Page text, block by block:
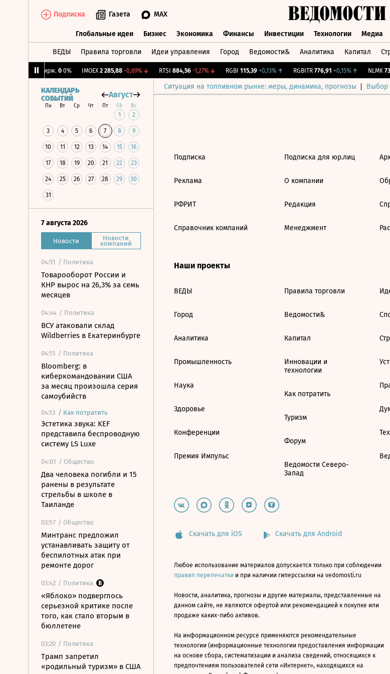
Подписка Газета MAX
Глобальные идеи Бизнес Экономика Финансы Инвестиции Технологии Медиа
ВЕДЫ Правила торговли Идеи управления Город Ведомости& Аналитика Капитал
CNY Бирж. 0 0% IMOEX 2 285,88 -0,69%↓ RTSI 884,56 -1,27%↓ RGBI 115,39 +0,13%↑ RGBITR 776,91 +0,15%↑ NLMK
Ситуация на топливном рынке: меры, динамика, прогнозы Выбор
КАЛЕНДАРЬ
СОБЫТИЙ
Август
Пн Вт Ср Чт Пт Сб Вс
1 2
3 4 5 6 7 8 9
10 11 12 13 14 15 16
17 18 19 20 21 22 23
24 25 26 27 28 29 30
31
7 августа 2026
Новости Новости
компаний
04:51 / Политика
Товарооборот России и
КНР вырос на 26,3% за семь
месяцев
04:44 / Политика
ВСУ атаковали склад
Wildberries в Екатеринбурге
04:15 / Политика
Bloomberg: в
киберкомандовании США
за месяц произошла серия
самоубийств
04:13 / Как потратить
Эстетика звука: KEF
представила беспроводную
систему LS Luxe
04:01 / Общество
Два человека погибли и 15
ранены в результате
стрельбы в школе в
Таиланде
03:57 / Общество
Минтранс предложил
устанавливать защиту от
беспилотных атак при
ремонте дорог
03:42 / Политика
«Яблоко» подверглось
серьезной критике после
того, как стало вторым в
бюллетене
03:20 / Политика
Трамп запретил
«родильный туризм» в США
Подписка
Реклама
РФРИТ
Справочник компаний
Подписка для юр.лиц
О компании
Редакция
Менеджмент
Наши проекты
ВЕДЫ
Город
Аналитика
Промышленность
Наука
Здоровье
Конференции
Премия Импульс
Правила торговли
Ведомости&
Капитал
Инновации и
технологии
Как потратить
Туризм
Форум
Ведомости Северо-
Запад
Скачать для iOS Скачать для Android
Любое использование материалов допускается только при соблюдении
правил перепечатки и при наличии гиперссылки на vedomosti.ru
Новости, аналитика, прогнозы и другие материалы, представленные на
данном сайте, не являются офертой или рекомендацией к покупке или
продаже каких-либо активов.
На информационном ресурсе применяются рекомендательные
технологии (информационные технологии предоставления информации
на основе сбора, систематизации и анализа сведений, относящихся к
предпочтениям пользователей сети «Интернет», находящихся на